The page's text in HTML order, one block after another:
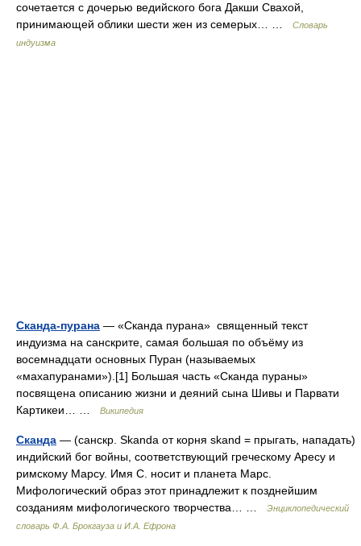
сочетается с дочерью ведийского бога Дакши Свахой,
принимающей облики шести жен из семерых… …
Словарь
индуизма
Сканда-пурана — «Сканда пурана» священный текст
индуизма на санскрите, самая большая по объёму из
восемнадцати основных Пуран (называемых
«махапуранами»).[1] Большая часть «Сканда пураны»
посвящена описанию жизни и деяний сына Шивы и Парвати
Картикеи… …
Википедия
Сканда — (санскр. Skanda от корня skand = прыгать, нападать)
индийский бог войны, соответствующий греческому Аресу и
римскому Марсу. Имя С. носит и планета Марс.
Мифологический образ этот принадлежит к позднейшим
созданиям мифологического творчества… …
Энциклопедический
словарь Ф.А. Брокгауза и И.А. Ефрона